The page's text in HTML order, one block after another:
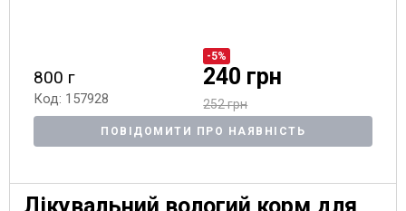
800 г
Код: 157928
-5%
240 грн
252 грн
ПОВІДОМИТИ ПРО НАЯВНІСТЬ